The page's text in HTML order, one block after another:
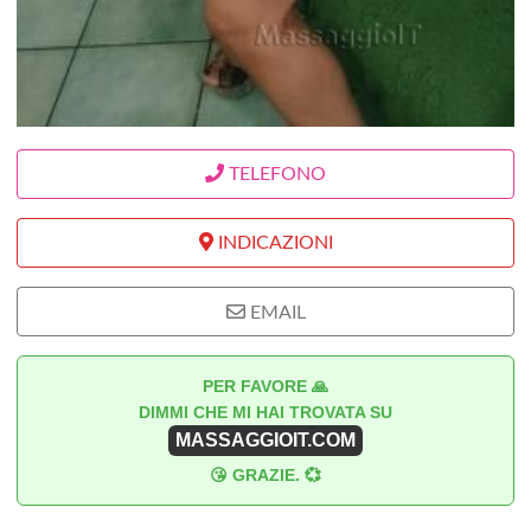
TELEFONO
INDICAZIONI
EMAIL
PER FAVORE 🙏
DIMMI CHE MI HAI TROVATA SU
MASSAGGIOIT.COM
😘 GRAZIE. 💞